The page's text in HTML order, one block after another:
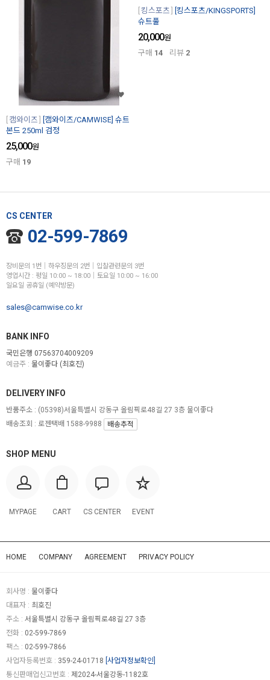
캠와이즈
[캠와이즈/CAMWISE] 슈트
본드 250ml 검정
25,000원
구매 19
킹스포츠
[킹스포츠/KINGSPORTS]
슈트풀
20,000원
구매 14 리뷰 2
CS CENTER
02-599-7869
장비문의 1번│하우징문의 2번│입찰관련문의 3번
영업시간 : 평일 10:00 ~ 18:00│토요일 10:00 ~ 16:00
일요일 공휴일 (예약방문)
sales@camwise.co.kr
BANK INFO
국민은행 07563704009209
예금주 : 물이좋다 (최호진)
SHOP MENU
MYPAGE CART CS CENTER EVENT
DELIVERY INFO
반품주소 : (05398)서울특별시 강동구 올림픽로48길 27 3층 물이좋다
배송조회 : 로젠택배 1588-9988
배송추적
HOME COMPANY AGREEMENT PRIVACY POLICY
회사명 : 물이좋다
대표자 : 최호진
주소 : 서울특별시 강동구 올림픽로48길 27 3층
전화 : 02-599-7869
팩스 : 02-599-7866
사업자등록번호 : 359-24-01718 [사업자정보확인]
통신판매업신고번호 : 제2024-서울강동-1182호